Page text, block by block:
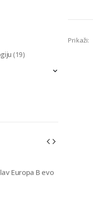
Prikaži:
(19)
Europa B evo